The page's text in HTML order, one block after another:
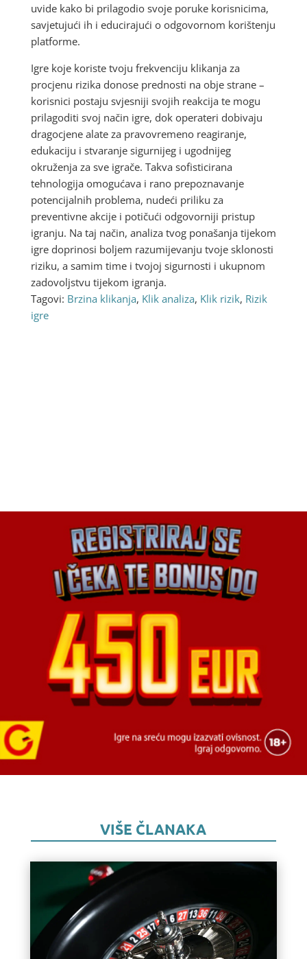
uvide kako bi prilagodio svoje poruke korisnicima,
savjetujući ih i educirajući o odgovornom korištenju
platforme.
Igre koje koriste tvoju frekvenciju klikanja za
procjenu rizika donose prednosti na obje strane –
korisnici postaju svjesniji svojih reakcija te mogu
prilagoditi svoj način igre, dok operateri dobivaju
dragocjene alate za pravovremeno reagiranje,
edukaciju i stvaranje sigurnijeg i ugodnijeg
okruženja za sve igrače. Takva sofisticirana
tehnologija omogućava i rano prepoznavanje
potencijalnih problema, nudeći priliku za
preventivne akcije i potičući odgovorniji pristup
igranju. Na taj način, analiza tvog ponašanja tijekom
igre doprinosi boljem razumijevanju tvoje sklonosti
riziku, a samim time i tvojoj sigurnosti i ukupnom
zadovoljstvu tijekom igranja.
Tagovi: Brzina klikanja, Klik analiza, Klik rizik, Rizik
igre
VIŠE ČLANAKA